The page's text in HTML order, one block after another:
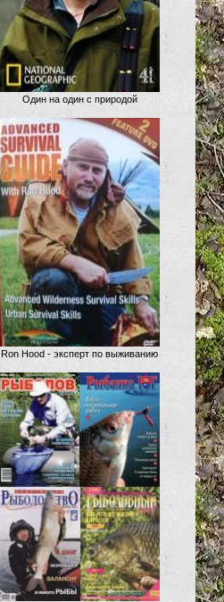
Один на один с природой
Ron Hood - эксперт по выживанию